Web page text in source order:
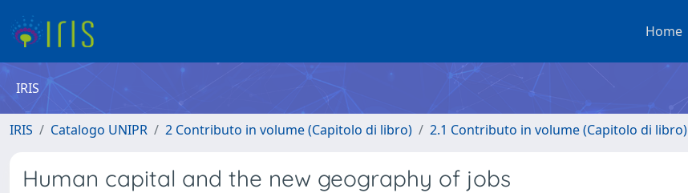
Home
IRIS
IRIS Catalogo UNIPR 2 Contributo in volume (Capitolo di libro) 2.1 Contributo in volume (Capitolo di libro)
Human capital and the new geography of jobs